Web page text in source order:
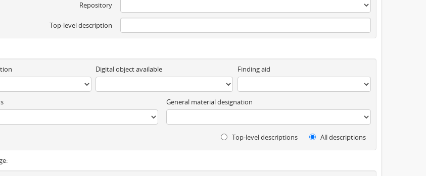
Repository
Top-level description
Digital object available Finding aid
General material designation
Top-level descriptions All descriptions